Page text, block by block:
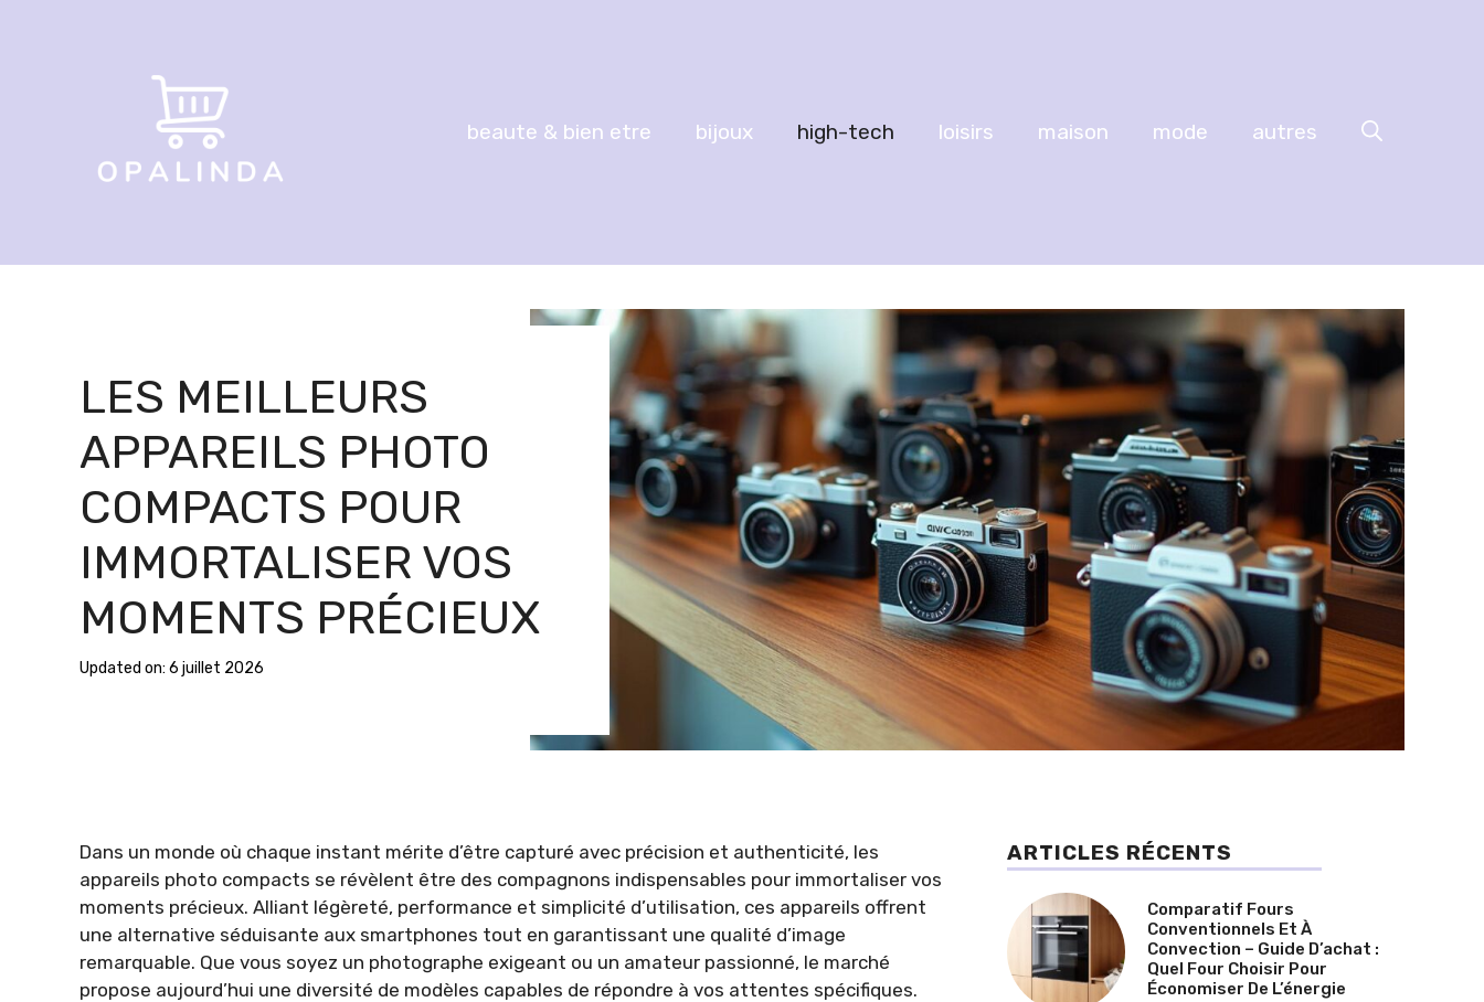
beaute & bien etre bijoux high-tech loisirs maison mode autres
LES MEILLEURS
APPAREILS PHOTO
COMPACTS POUR
IMMORTALISER VOS
MOMENTS PRÉCIEUX
Updated on: 6 juillet 2026
Dans un monde où chaque instant mérite d’être capturé avec précision et authenticité, les
appareils photo compacts se révèlent être des compagnons indispensables pour immortaliser vos
moments précieux. Alliant légèreté, performance et simplicité d’utilisation, ces appareils offrent
une alternative séduisante aux smartphones tout en garantissant une qualité d’image
remarquable. Que vous soyez un photographe exigeant ou un amateur passionné, le marché
propose aujourd’hui une diversité de modèles capables de répondre à vos attentes spécifiques.
ARTICLES RÉCENTS
Comparatif Fours
Conventionnels Et À
Convection – Guide D’achat :
Quel Four Choisir Pour
Économiser De L’énergie